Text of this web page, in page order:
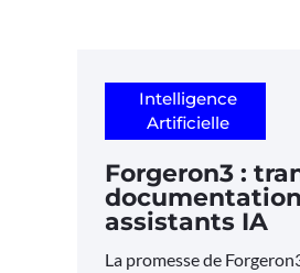
Intelligence
Artificielle
Forgeron3 :
assistants IA
La promesse de